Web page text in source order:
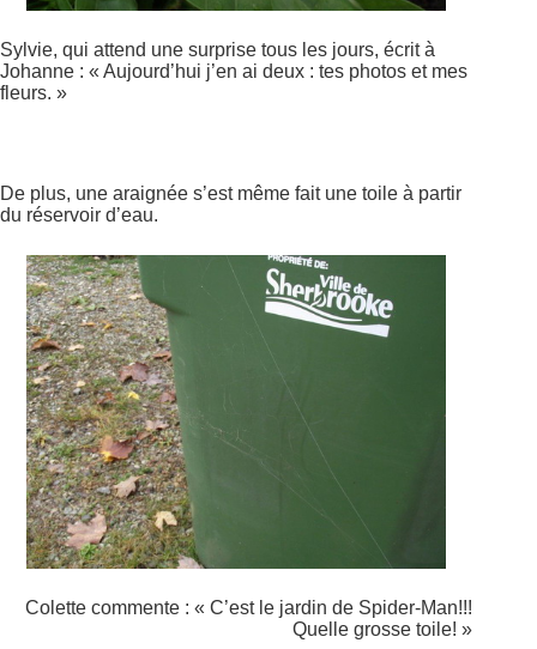
Sylvie, qui attend une surprise tous les jours, écrit à
Johanne : « Aujourd’hui j’en ai deux : tes photos et mes
fleurs. »
De plus, une araignée s’est même fait une toile à partir
du réservoir d’eau.
Colette commente : « C’est le jardin de Spider-Man!!!
Quelle grosse toile! »